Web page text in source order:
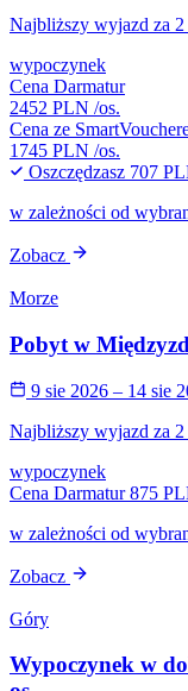
Najbliższy wyjazd za 2
wypoczynek
Cena Darmatur
2452 PLN /os.
Cena ze
1745 PLN /os.
Oszczędzasz 707
w zależności od
Zobacz
Morze
Pobyt w
9 sie 2026 – 14 sie
Najbliższy wyjazd za 2
wypoczynek
Cena Darmatur 875
w zależności od
Zobacz
Góry
Wypoczynek w